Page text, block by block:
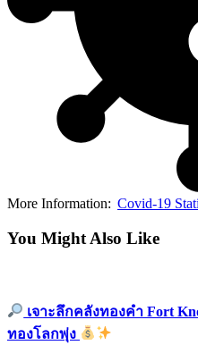
More Information: Covid-19
You Might Also Like
เจาะลึกคลังทองคำ Fort
ทองโลกพุ่ง